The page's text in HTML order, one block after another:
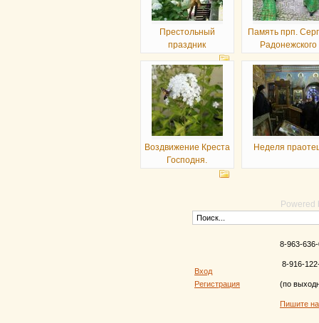
Престольный
праздник
Память прп.
Радонежского
Воздвижение Креста
Господня.
Неделя
Powered
Вход
Регистрация
8-963-
8-916-
(по
Пишите